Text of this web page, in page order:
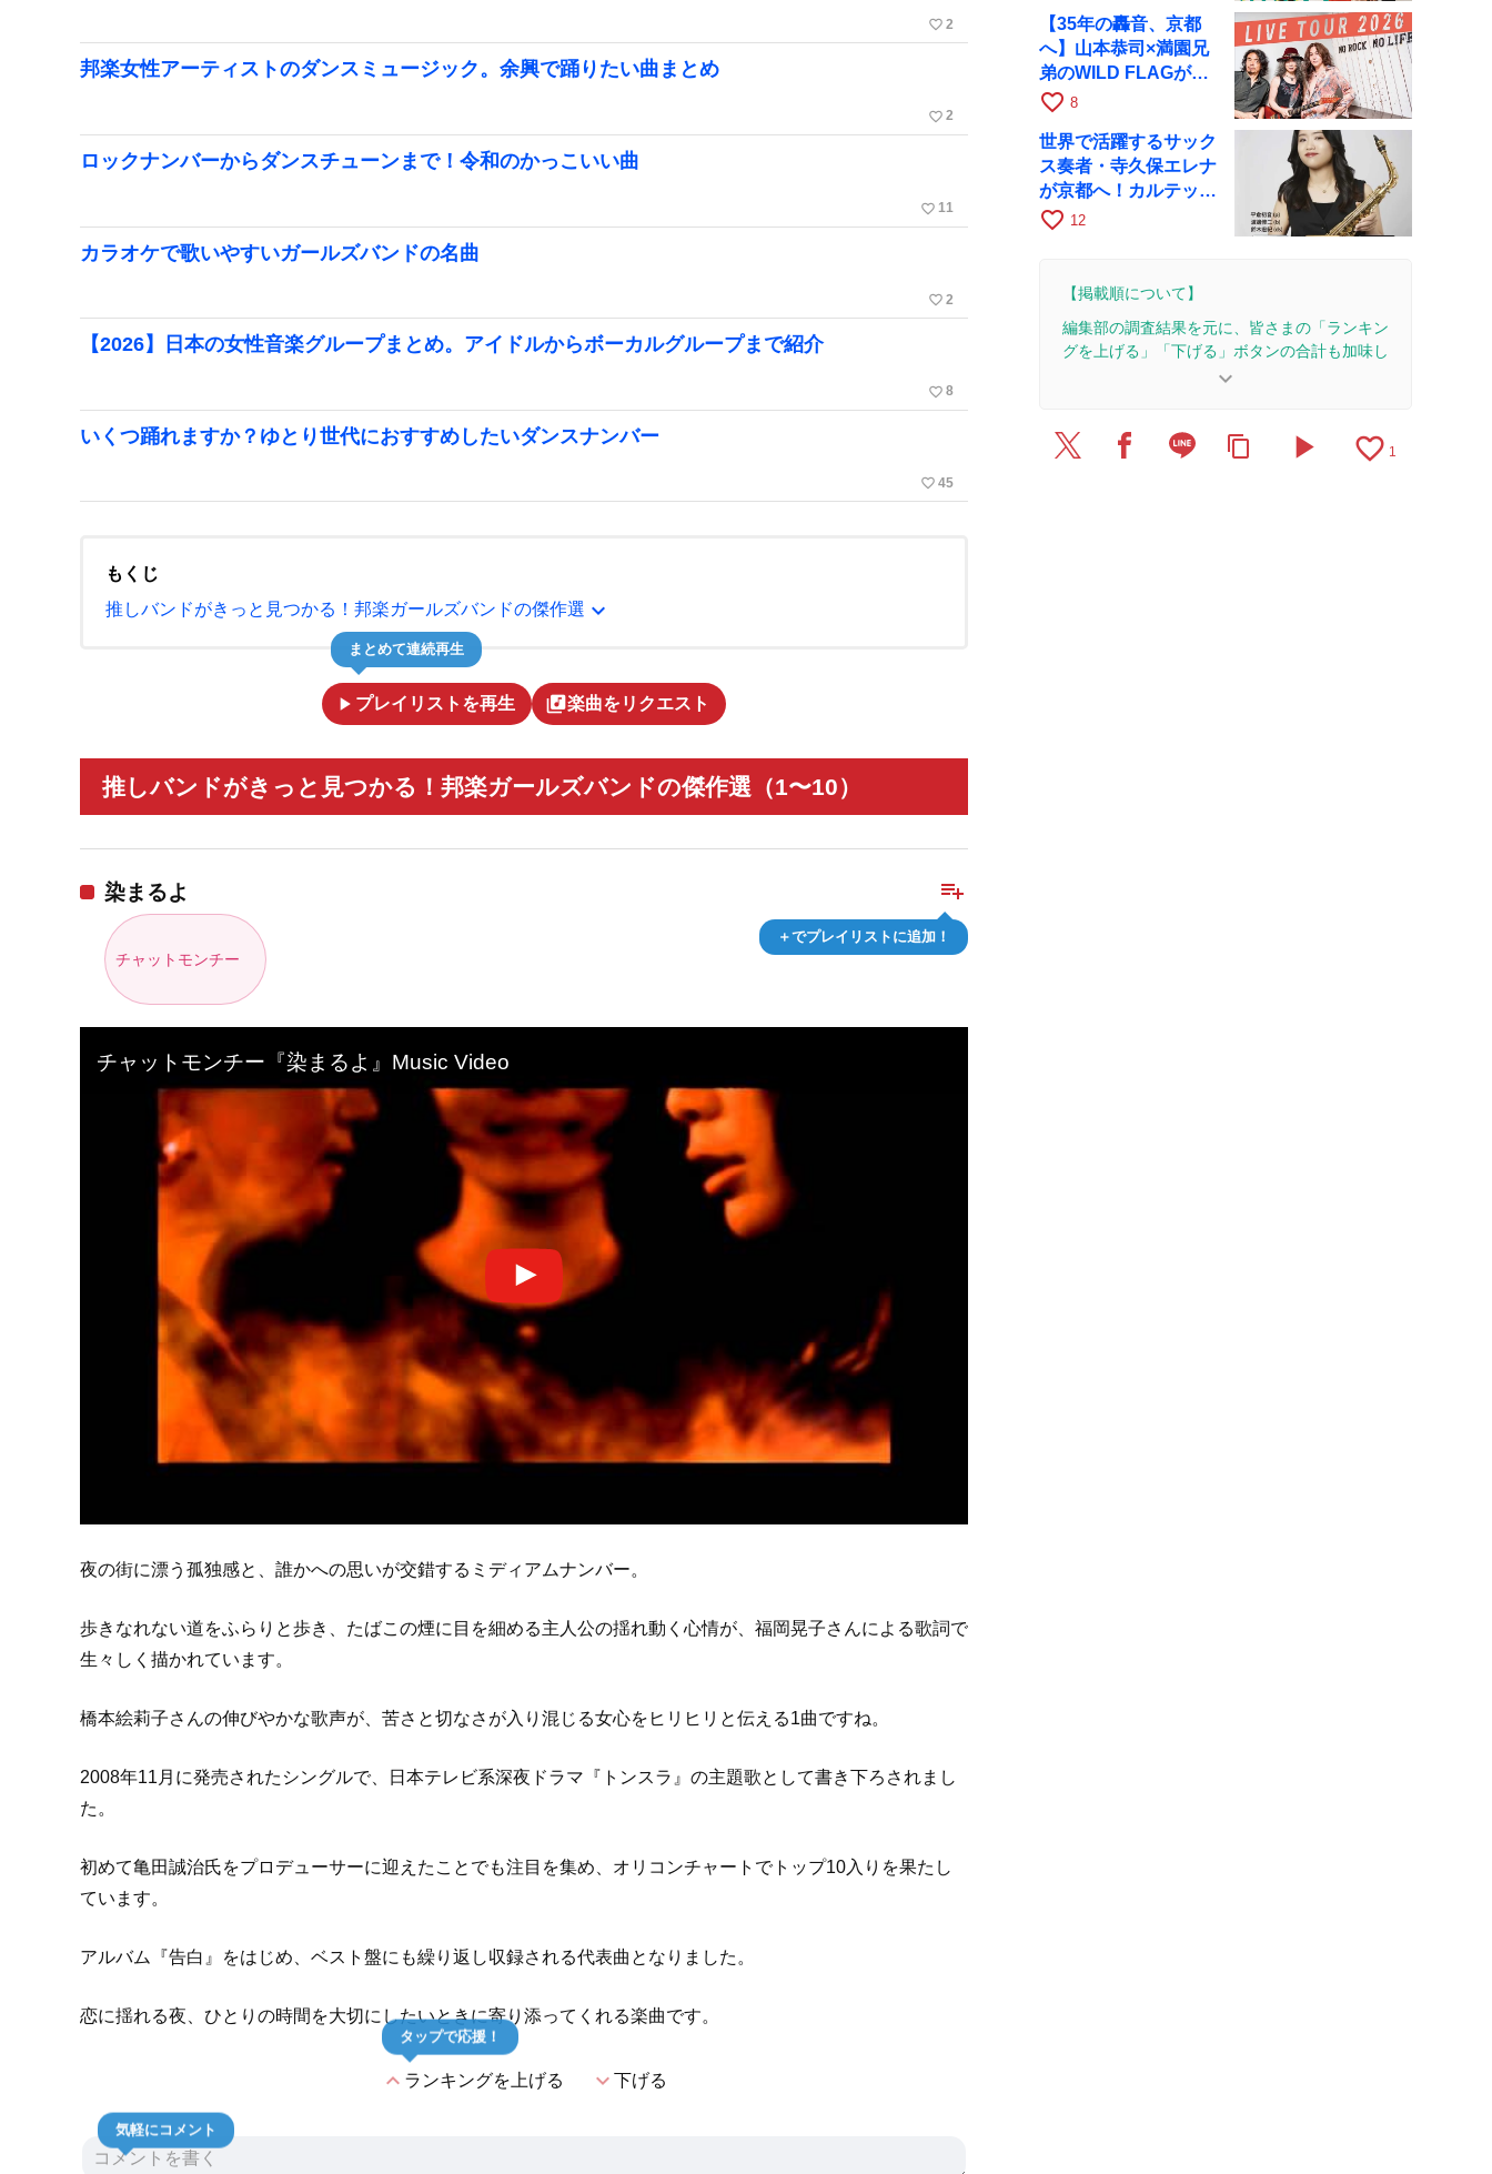
favorite_border 2
邦楽女性アーティストのダンスミュージック。余興で踊りたい曲まとめ
favorite_border 2
ロックナンバーからダンスチューンまで！令和のかっこいい曲
favorite_border 11
カラオケで歌いやすいガールズバンドの名曲
favorite_border 2
【2026】日本の女性音楽グループまとめ。アイドルからボーカルグループまで紹介
favorite_border 8
いくつ踊れますか？ゆとり世代におすすめしたいダンスナンバー
favorite_border 45
もくじ
推しバンドがきっと見つかる！邦楽ガールズバンドの傑作選 expand_more
play_arrow プレイリストを再生
まとめて連続再生
library_music楽曲をリクエスト
推しバンドがきっと見つかる！邦楽ガールズバンドの傑作選（1〜10）
playlist_add
＋でプレイリストに追加！
染まるよ
チャットモンチー
チャットモンチー『染まるよ』Music Video
夜の街に漂う孤独感と、誰かへの思いが交錯するミディアムナンバー。
歩きなれない道をふらりと歩き、たばこの煙に目を細める主人公の揺れ動く心情が、福岡晃子さんによる歌詞で
生々しく描かれています。
橋本絵莉子さんの伸びやかな歌声が、苦さと切なさが入り混じる女心をヒリヒリと伝える1曲ですね。
2008年11月に発売されたシングルで、日本テレビ系深夜ドラマ『トンスラ』の主題歌として書き下ろされまし
た。
初めて亀田誠治氏をプロデューサーに迎えたことでも注目を集め、オリコンチャートでトップ10入りを果たし
ています。
アルバム『告白』をはじめ、ベスト盤にも繰り返し収録される代表曲となりました。
恋に揺れる夜、ひとりの時間を大切にしたいときに寄り添ってくれる楽曲です。
expand_lessランキングを上げる
タップで応援！
expand_more下げる
気軽にコメント
【35年の轟音、京都
へ】山本恭司×満園兄
弟のWILD FLAGが8
月6日にRAGでライブ
favorite_border 8
世界で活躍するサック
ス奏者・寺久保エレナ
が京都へ！カルテッ
ト・ツアー京都公演を
favorite_border 12
【掲載順について】
編集部の調査結果を元に、皆さまの「ランキン
グを上げる」「下げる」ボタンの合計も加味し
2025/10/23：14本のレビューを追加・更新して、
keyboard_arrow_down
content_copy play_arrow favorite_border 1